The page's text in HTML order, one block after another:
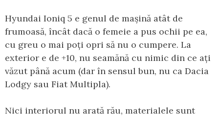
Hyundai Ioniq 5 e genul de mașină atât de
frumoasă, încât dacă o femeie a pus ochii pe ea,
cu greu o mai poți opri să nu o cumpere. La
exterior e de +10, nu seamănă cu nimic din ce ați
văzut până acum (dar în sensul bun, nu ca Dacia
Lodgy sau Fiat Multipla).
Nici interiorul nu arată rău, materialele sunt